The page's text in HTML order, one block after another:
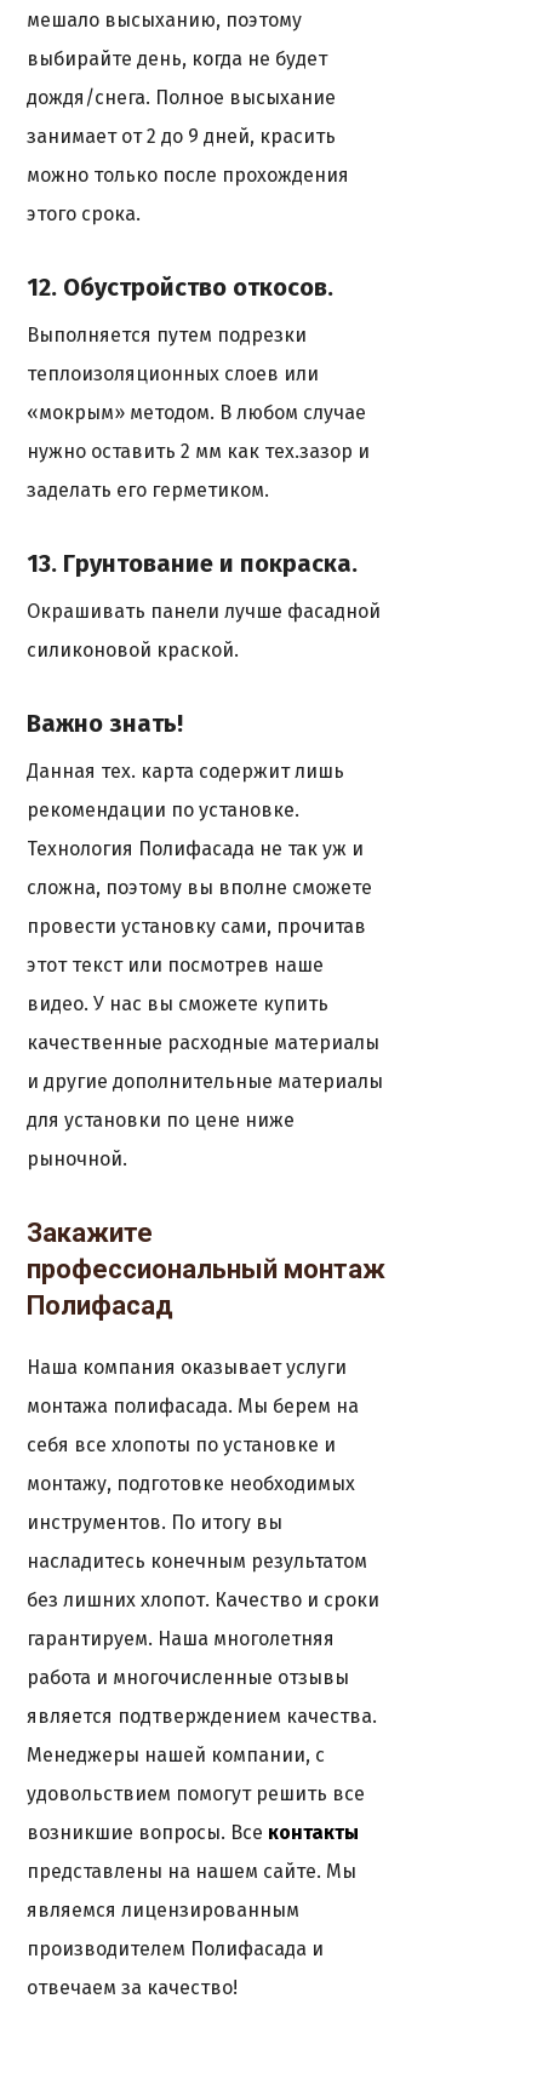
мешало высыханию, поэтому
выбирайте день, когда не будет
дождя/снега. Полное высыхание
занимает от 2 до 9 дней, красить
можно только после прохождения
этого срока.
12. Обустройство откосов.
Выполняется путем подрезки
теплоизоляционных слоев или
«мокрым» методом. В любом случае
нужно оставить 2 мм как тех.зазор и
заделать его герметиком.
13. Грунтование и покраска.
Окрашивать панели лучше фасадной
силиконовой краской.
Важно знать!
Данная тех. карта содержит лишь
рекомендации по установке.
Технология Полифасада не так уж и
сложна, поэтому вы вполне сможете
провести установку сами, прочитав
этот текст или посмотрев наше
видео. У нас вы сможете купить
качественные расходные материалы
и другие дополнительные материалы
для установки по цене ниже
рыночной.
Закажите
профессиональный монтаж
Полифасад
Наша компания оказывает услуги
монтажа полифасада. Мы берем на
себя все хлопоты по установке и
монтажу, подготовке необходимых
инструментов. По итогу вы
насладитесь конечным результатом
без лишних хлопот. Качество и сроки
гарантируем. Наша многолетняя
работа и многочисленные отзывы
является подтверждением качества.
Менеджеры нашей компании, с
удовольствием помогут решить все
возникшие вопросы. Все контакты
представлены на нашем сайте. Мы
являемся лицензированным
производителем Полифасада и
отвечаем за качество!